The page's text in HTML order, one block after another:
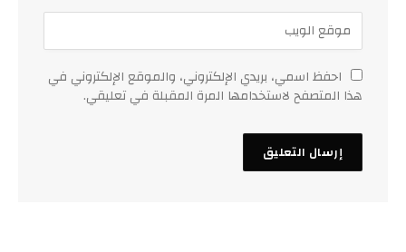
احفظ اسمي، بريدي الإلكتروني، والموقع الإلكتروني في
هذا المتصفح لاستخدامها المرة المقبلة في تعليقي.